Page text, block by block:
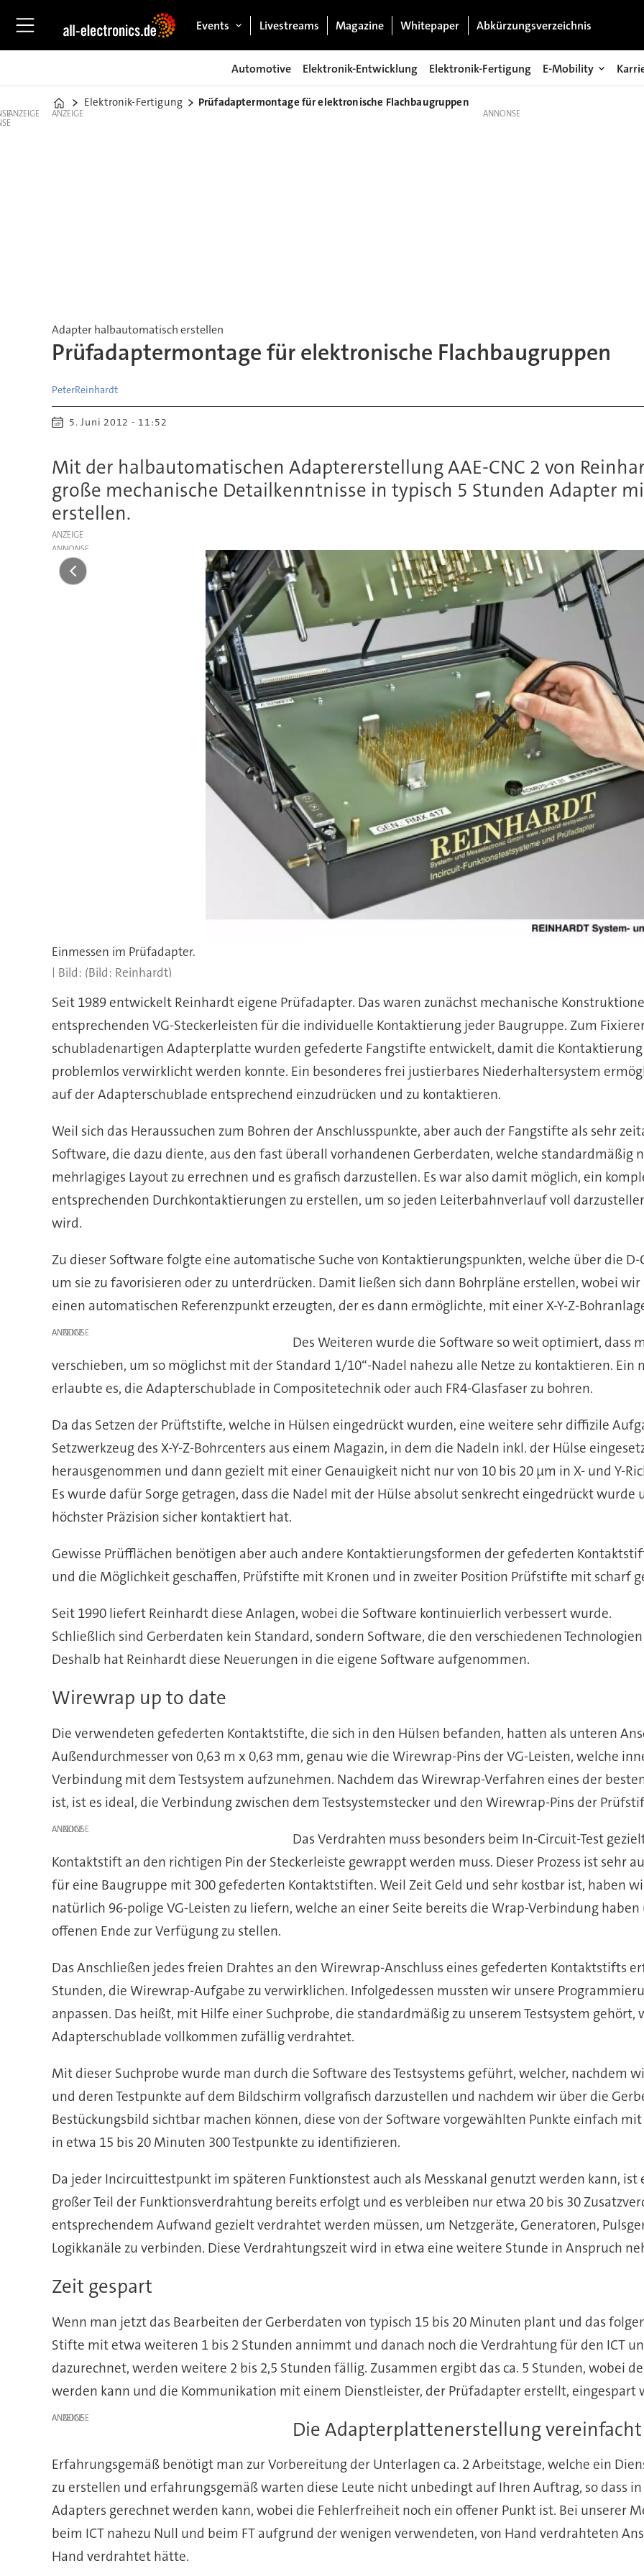
Events Livestreams Magazine Whitepaper Abkürzungsverzeichnis
Automotive Elektronik-Entwicklung Elektronik-Fertigung E-Mobility
Home
Elektronik-Fertigung Prüfadaptermontage für elektronische Flachbaugruppen
ANZEIGE ANZEIGE
Adapter halbautomatisch erstellen
Prüfadaptermontage für elektronische Flachbaugruppen
PeterReinhardt
5. Juni 2012 - 11:52
Mit der halbautomatischen Adaptererstellung AAE-CNC 2 von
große mechanische Detailkenntnisse in typisch 5 Stunden Adapter
erstellen.
ANZEIGE
Einmessen im Prüfadapter.
(Bild: Reinhardt)
Seit 1989 entwickelt Reinhardt eigene Prüfadapter. Das waren zunächst mechanische
entsprechenden VG-Steckerleisten für die individuelle Kontaktierung jeder Baugruppe. Zum
schubladenartigen Adapterplatte wurden gefederte Fangstifte entwickelt, damit die
problemlos verwirklicht werden konnte. Ein besonderes frei justierbares Niederhaltersystem
auf der Adapterschublade entsprechend einzudrücken und zu kontaktieren.
Weil sich das Heraussuchen zum Bohren der Anschlusspunkte, aber auch der Fangstifte als sehr
Software, die dazu diente, aus den fast überall vorhandenen Gerberdaten, welche standardmäßig
mehrlagiges Layout zu errechnen und es grafisch darzustellen. Es war also damit möglich, ein
entsprechenden Durchkontaktierungen zu erstellen, um so jeden Leiterbahnverlauf voll
wird.
Zu dieser Software folgte eine automatische Suche von Kontaktierungspunkten, welche über die
um sie zu favorisieren oder zu unterdrücken. Damit ließen sich dann Bohrpläne erstellen, wobei
einen automatischen Referenzpunkt erzeugten, der es dann ermöglichte, mit einer X-Y-Z-
ANZEIGE
Des Weiteren wurde die Software so weit optimiert, dass
verschieben, um so möglichst mit der Standard 1/10“-Nadel nahezu alle Netze zu kontaktieren.
erlaubte es, die Adapterschublade in Compositetechnik oder auch FR4-Glasfaser zu bohren.
Da das Setzen der Prüftstifte, welche in Hülsen eingedrückt wurden, eine weitere sehr diffizile
Setzwerkzeug des X-Y-Z-Bohrcenters aus einem Magazin, in dem die Nadeln inkl. der Hülse
herausgenommen und dann gezielt mit einer Genauigkeit nicht nur von 10 bis 20 µm in X- und Y-
Es wurde dafür Sorge getragen, dass die Nadel mit der Hülse absolut senkrecht eingedrückt
höchster Präzision sicher kontaktiert hat.
Gewisse Prüfflächen benötigen aber auch andere Kontaktierungsformen der gefederten
und die Möglichkeit geschaffen, Prüfstifte mit Kronen und in zweiter Position Prüfstifte mit scharf
Seit 1990 liefert Reinhardt diese Anlagen, wobei die Software kontinuierlich verbessert wurde.
Schließlich sind Gerberdaten kein Standard, sondern Software, die den verschiedenen
Deshalb hat Reinhardt diese Neuerungen in die eigene Software aufgenommen.
Wirewrap up to date
Die verwendeten gefederten Kontaktstifte, die sich in den Hülsen befanden, hatten als unteren
Außendurchmesser von 0,63 m x 0,63 mm, genau wie die Wirewrap-Pins der VG-Leisten, welche
Verbindung mit dem Testsystem aufzunehmen. Nachdem das Wirewrap-Verfahren eines der
ist, ist es ideal, die Verbindung zwischen dem Testsystemstecker und den Wirewrap-Pins der
ANZEIGE
Das Verdrahten muss besonders beim In-Circuit-Test
Kontaktstift an den richtigen Pin der Steckerleiste gewrappt werden muss. Dieser Prozess ist sehr
für eine Baugruppe mit 300 gefederten Kontaktstiften. Weil Zeit Geld und sehr kostbar ist, haben
natürlich 96-polige VG-Leisten zu liefern, welche an einer Seite bereits die Wrap-Verbindung
offenen Ende zur Verfügung zu stellen.
Das Anschließen jedes freien Drahtes an den Wirewrap-Anschluss eines gefederten Kontaktstifts
Stunden, die Wirewrap-Aufgabe zu verwirklichen. Infolgedessen mussten wir unsere
anpassen. Das heißt, mit Hilfe einer Suchprobe, die standardmäßig zu unserem Testsystem
Adapterschublade vollkommen zufällig verdrahtet.
Mit dieser Suchprobe wurde man durch die Software des Testsystems geführt, welcher, nachdem
und deren Testpunkte auf dem Bildschirm vollgrafisch darzustellen und nachdem wir über die
Bestückungsbild sichtbar machen können, diese von der Software vorgewählten Punkte einfach
in etwa 15 bis 20 Minuten 300 Testpunkte zu identifizieren.
Da jeder Incircuittestpunkt im späteren Funktionstest auch als Messkanal genutzt werden kann, ist
großer Teil der Funktionsverdrahtung bereits erfolgt und es verbleiben nur etwa 20 bis 30
entsprechendem Aufwand gezielt verdrahtet werden müssen, um Netzgeräte, Generatoren,
Logikkanäle zu verbinden. Diese Verdrahtungszeit wird in etwa eine weitere Stunde in Anspruch
Zeit gespart
Wenn man jetzt das Bearbeiten der Gerberdaten von typisch 15 bis 20 Minuten plant und das
Stifte mit etwa weiteren 1 bis 2 Stunden annimmt und danach noch die Verdrahtung für den ICT
dazurechnet, werden weitere 2 bis 2,5 Stunden fällig. Zusammen ergibt das ca. 5 Stunden, wobei
werden kann und die Kommunikation mit einem Dienstleister, der Prüfadapter erstellt, eingespart
ANZEIGE Die Adapterplattenerstellung vereinfacht
Erfahrungsgemäß benötigt man zur Vorbereitung der Unterlagen ca. 2 Arbeitstage, welche ein
zu erstellen und erfahrungsgemäß warten diese Leute nicht unbedingt auf Ihren Auftrag, so dass
Adapters gerechnet werden kann, wobei die Fehlerfreiheit noch ein offener Punkt ist. Bei unserer
beim ICT nahezu Null und beim FT aufgrund der wenigen verwendeten, von Hand verdrahteten
Hand verdrahtet hätte.